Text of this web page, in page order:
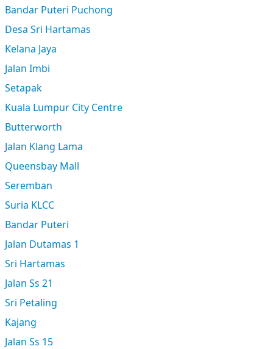
Bandar Puteri Puchong
Desa Sri Hartamas
Kelana Jaya
Jalan Imbi
Setapak
Kuala Lumpur City Centre
Butterworth
Jalan Klang Lama
Queensbay Mall
Seremban
Suria KLCC
Bandar Puteri
Jalan Dutamas 1
Sri Hartamas
Jalan Ss 21
Sri Petaling
Kajang
Jalan Ss 15